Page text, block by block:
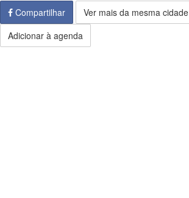
Compartilhar
Ver mais da mesma cidade
Adicionar à agenda